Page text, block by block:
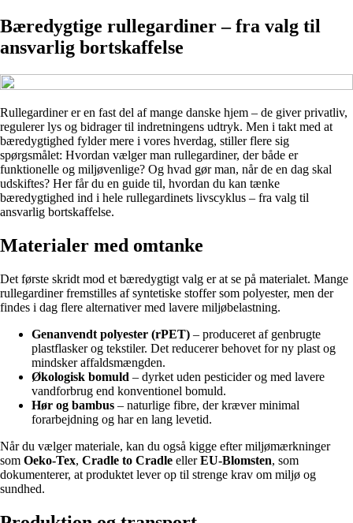
Bæredygtige rullegardiner – fra valg til
ansvarlig bortskaffelse
Rullegardiner er en fast del af mange danske hjem – de giver privatliv,
regulerer lys og bidrager til indretningens udtryk. Men i takt med at
bæredygtighed fylder mere i vores hverdag, stiller flere sig
spørgsmålet: Hvordan vælger man rullegardiner, der både er
funktionelle og miljøvenlige? Og hvad gør man, når de en dag skal
udskiftes? Her får du en guide til, hvordan du kan tænke
bæredygtighed ind i hele rullegardinets livscyklus – fra valg til
ansvarlig bortskaffelse.
Materialer med omtanke
Det første skridt mod et bæredygtigt valg er at se på materialet. Mange
rullegardiner fremstilles af syntetiske stoffer som polyester, men der
findes i dag flere alternativer med lavere miljøbelastning.
Genanvendt polyester (rPET) – produceret af genbrugte
plastflasker og tekstiler. Det reducerer behovet for ny plast og
mindsker affaldsmængden.
Økologisk bomuld – dyrket uden pesticider og med lavere
vandforbrug end konventionel bomuld.
Hør og bambus – naturlige fibre, der kræver minimal
forarbejdning og har en lang levetid.
Når du vælger materiale, kan du også kigge efter miljømærkninger
som Oeko-Tex, Cradle to Cradle ellerEU-Blomsten, som
dokumenterer, at produktet lever op til strenge krav om miljø og
sundhed.